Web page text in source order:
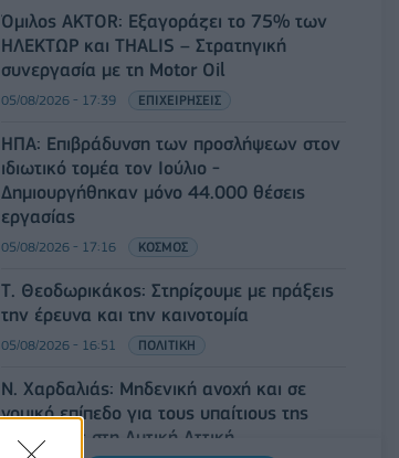
Όμιλος AKTOR: Εξαγοράζει το 75% των
ΗΛΕΚΤΩΡ και THALIS – Στρατηγική
συνεργασία με τη Motor Oil
05/08/2026 - 17:39 ΕΠΙΧΕΙΡΗΣΕΙΣ
ΗΠΑ: Επιβράδυνση των προσλήψεων στον
ιδιωτικό τομέα τον Ιούλιο -
Δημιουργήθηκαν μόνο 44.000 θέσεις
εργασίας
05/08/2026 - 17:16 ΚΟΣΜΟΣ
Τ. Θεοδωρικάκος: Στηρίζουμε με πράξεις
την έρευνα και την καινοτομία
05/08/2026 - 16:51 ΠΟΛΙΤΙΚΗ
Ν. Χαρδαλιάς: Μηδενική ανοχή και σε
νομικό επίπεδο για τους υπαίτιους της
πυρκαγιάς στη Δυτική Αττική